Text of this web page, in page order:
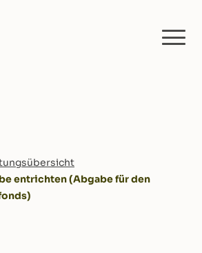
entrichten (Abgabe für den